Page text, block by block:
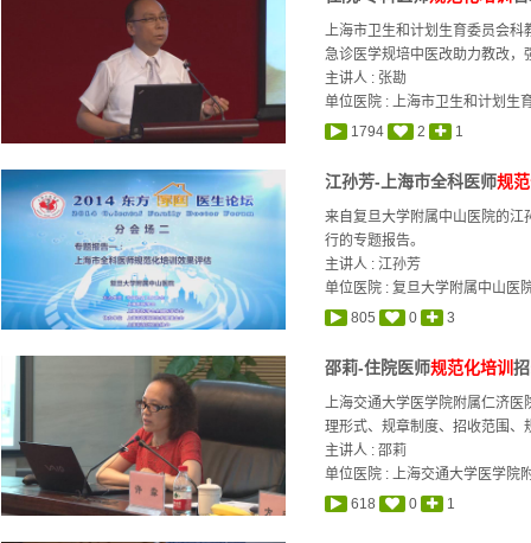
上海市卫生和计划生育委员会
急诊医学规培中医改助力教改，
主讲人 : 张勘
单位医院 : 上海市卫生和计划生
1794
2 1
江孙芳-上海市全科医师规
来自复旦大学附属中山医院的
行的专题报告。
主讲人 :江孙芳
单位医院 : 复旦大学附属中山医
805
0 3
邵莉-住院医师规范化培训
上海交通大学医学院附属仁济
理形式、规章制度、招收范围、
主讲人 :邵莉
单位医院 : 上海交通大学医学院
618
0 1